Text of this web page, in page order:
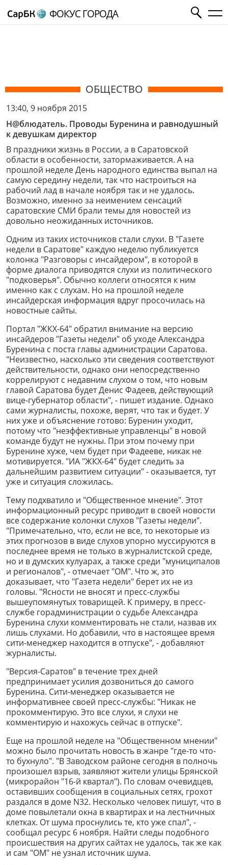
ФОКУС ГОРОДА
ОБЩЕСТВО
13:40, 9 ноября 2015
Н@блюдатель. Проводы Буренина и равнодушный
к девушкам директор
В праздники жизнь в России, а в Саратовской
области в особенности, затормаживается. А на
прошлой неделе День народного единства выпал на
самую середину недели, так что настроиться на
рабочий лад в начале ноября так и не удалось.
Возможно, именно за неимением сенсаций
саратовские СМИ брали темы для новостей из
довольно неожиданных источников.
Одним из таких источников стали слухи. В "Газете
недели в Саратове" каждую неделю публикуется
колонка "Разговоры с инсайдером", в которой в
форме диалога приводятся слухи из политического
"подковерья". Обычно коллеги относятся к ним
именно как с слухам. Но на прошлой неделе
инсайдерская информация вдруг просочилась на
новостные сайты.
Портал "ЖКХ-64" обратил внимание на версию
инсайдеров "Газеты недели" об уходе Александра
Буренина с поста главы администрации Саратова.
"Неизвестно, насколько эти сведения соответствуют
действительности, однако они непосредственно
коррелируют с недавним слухом о том, что новым
главой Саратова будет Денис Фадеев, действующий
вице-губернатор области", - пишет издание. Однако
сами журналисты, похоже, верят, что так и будет. У
них уже и объяснение готово: Буренин уходит,
потому что "неэффективные управленцы" в новой
команде будут не нужны. При этом почему при
Буренине хуже, чем будет при Фадееве, никак не
мотивируется. "ИА "ЖКХ-64" будет следить за
дальнейшим развитием ситуации" - оказывается, тут
уже и ситуация сложилась.
Тему подхватило и "Общественное мнение". Этот
информационный ресурс приводит в своей новости
все содержание колонки слухов "Газеты недели".
"Примечательно, что, если не все, то некоторые из
этих прогнозов в виде слухов упорно муссируются в
последнее время не только в журналистской среде,
но и в думских кулуарах, а также среди "муниципалов
и регионалов", - отмечает "ОМ". Что ж, это
доказывает, что "Газета недели" берет их не из
головы. "Ясности не вносят и пресс-службы
вышеупомянутых товарищей. К примеру, в пресс-
службе горадминистрации о судьбе Александра
Буренина слухи комментировать не стали, назвав их
лишь слухами. Но добавили, что в настоящее время
сити-менеджер находится в отпуске", - добавляют
журналисты.
"Версия-Саратов" в течение трех дней
предпринимает усилия дозвониться до самого
Буренина. Сити-менеджер оказывается не
информативнее своей пресс-службы: "Никак не
прокомментирую. Это все слухи, я слухи не
комментирую и нахожусь сейчас в отпуске".
Еще на прошлой неделе на "Общественном мнении"
можно было прочитать новость в жанре "где-то что-
то бухнуло". "В Заводском районе сегодня в полночь
произошел взрыв, заявляют жители улицы Брянской
(микрорайон "16-й квартал"). По словам очевидцев,
оставивших сообщения в социальных сетях, грохот
раздался в доме N32. Несколько человек пишут, что в
доме повылетали окна в квартирах и на лестничных
клетках. От шума проснулись те, кто уже спал", -
сообщал ресурс 6 ноября. Найти следы подобного
происшествия на других сайтах не удалось, так же как
и сам "ОМ" не узнал источник шума.